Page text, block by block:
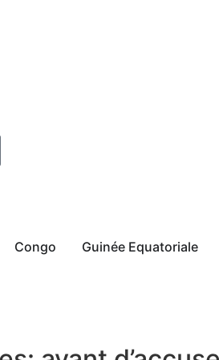
Congo Guinée Equatoriale